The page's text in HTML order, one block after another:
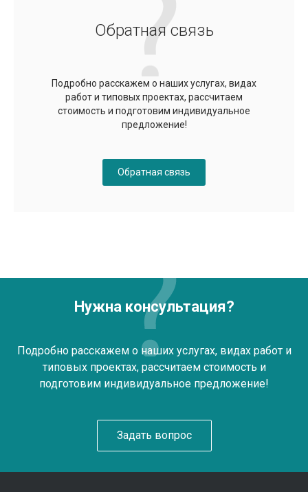
Обратная связь
Подробно расскажем о наших услугах, видах
работ и типовых проектах, рассчитаем
стоимость и подготовим индивидуальное
предложение!
Обратная связь
Нужна консультация?
Подробно расскажем о наших услугах, видах работ и
типовых проектах, рассчитаем стоимость и
подготовим индивидуальное предложение!
Задать вопрос